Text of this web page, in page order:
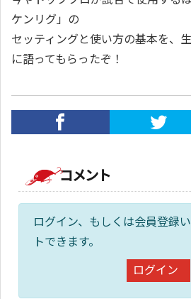
ケンリグ」の
セッティングと使い方の基本を、
に語ってもらったぞ！
コメント
ログイン、もしくは会員登録
トできます。
ログイン